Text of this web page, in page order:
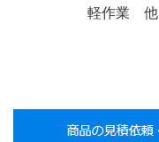
軽作業 他